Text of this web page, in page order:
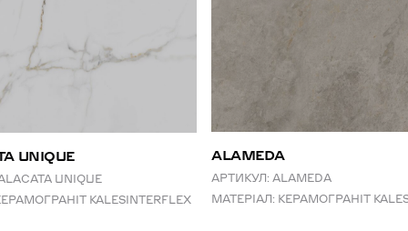
UNIQUE
UNIQUE
KALESINTERFLEX
ALAMEDA
АРТИКУЛ: ALAMEDA
МАТЕРІАЛ: КЕРАМОГРАНІТ